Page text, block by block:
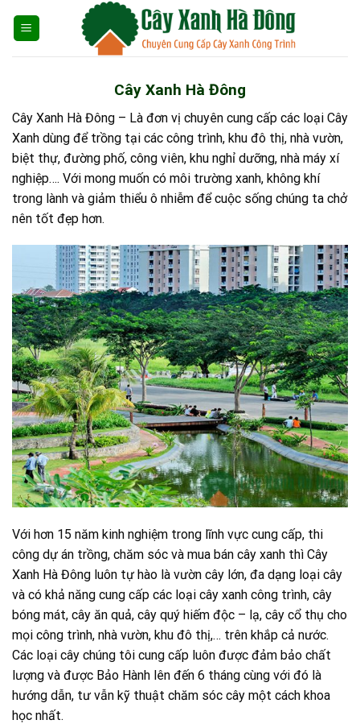
Cây Xanh Hà Đông
Cây Xanh Hà Đông – Là đơn vị chuyên cung cấp các loại Cây
Xanh dùng để trồng tại các công trình, khu đô thị, nhà vườn,
biệt thự, đường phố, công viên, khu nghỉ dưỡng, nhà máy xí
nghiệp…. Với mong muốn có môi trường xanh, không khí
trong lành và giảm thiểu ô nhiễm để cuộc sống chúng ta chở
nên tốt đẹp hơn.
Với hơn 15 năm kinh nghiệm trong lĩnh vực cung cấp, thi
công dự án trồng, chăm sóc và mua bán cây xanh thì Cây
Xanh Hà Đông luôn tự hào là vườn cây lớn, đa dạng loại cây
và có khả năng cung cấp các loại cây xanh công trình, cây
bóng mát, cây ăn quả, cây quý hiếm độc – lạ, cây cổ thụ cho
mọi công trình, nhà vườn, khu đô thị,… trên khắp cả nước.
Các loại cây chúng tôi cung cấp luôn được đảm bảo chất
lượng và được Bảo Hành lên đến 6 tháng cùng với đó là
hướng dẫn, tư vẫn kỹ thuật chăm sóc cây một cách khoa
học nhất.